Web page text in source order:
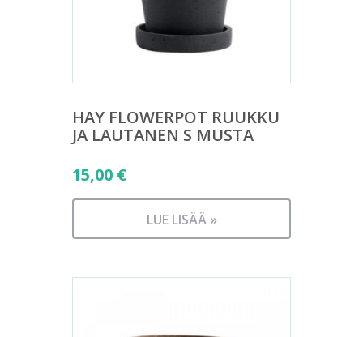
HAY FLOWERPOT RUUKKU
JA LAUTANEN S MUSTA
15,00 €
LUE LISÄÄ »